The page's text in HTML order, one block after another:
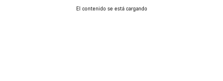
El contenido se está cargando